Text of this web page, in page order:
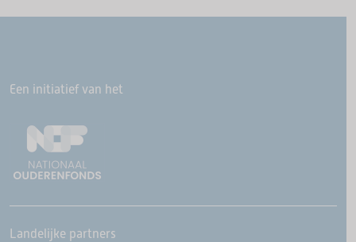
Een initiatief van het
Landelijke partners